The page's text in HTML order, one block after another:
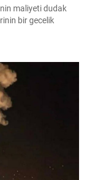
maliyeti dudak
bir gecelik